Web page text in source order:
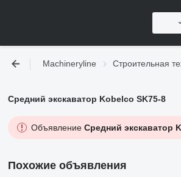
Machineryline Строительная
Средний экскаватор Kobelco SK75-8
Объявление Средний экскаватор
Похожие объявления